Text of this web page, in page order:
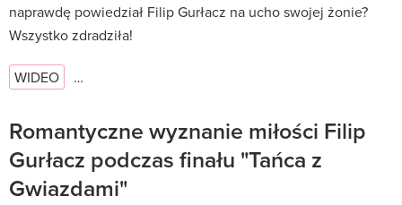
naprawdę powiedział Filip Gurłacz na ucho swojej żonie?
Wszystko zdradziła!
WIDEO …
Romantyczne wyznanie miłości Filip
Gurłacz podczas finału "Tańca z
Gwiazdami"